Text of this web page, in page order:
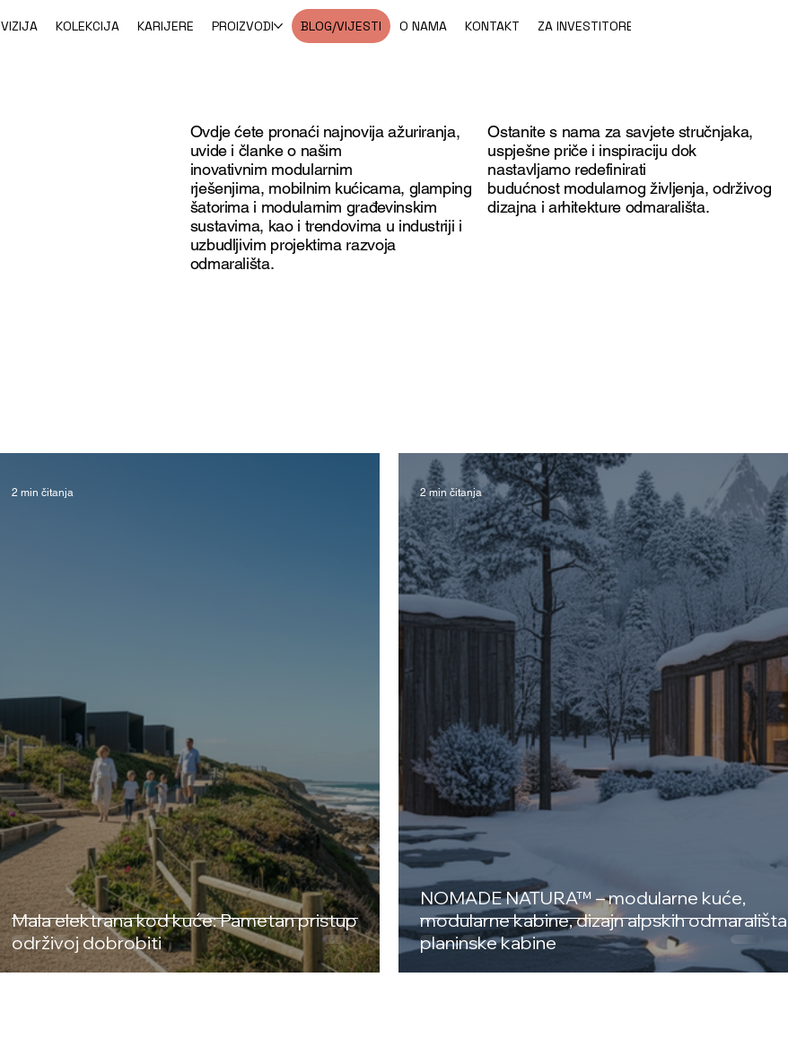
VIZIJA KOLEKCIJA KARIJERE PROIZVODI BLOG/VIJESTI O NAMA KONTAKT ZA INVESTITORE
Mala elektrana kod kuće: Pametan pristup
održivoj dobrobiti
2 min čitanja
NOMADE NATURA™ – modularne kuće,
modularne kabine, dizajn alpskih
planinske kabine
2 min čitanja
Ovdje ćete pronaći najnovija ažuriranja,
uvide i članke o našim
inovativnim modularnim
rješenjima, mobilnim kućicama, glamping
šatorima i modularnim građevinskim
sustavima, kao i trendovima u industriji i
uzbudljivim projektima razvoja
odmarališta.
Ostanite s nama za savjete stručnjaka,
uspješne priče i inspiraciju dok
nastavljamo redefinirati
budućnost modularnog življenja, održivog
dizajna i arhitekture odmarališta.